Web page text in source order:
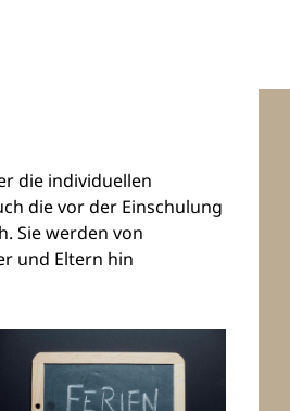
die individuellen
die vor der Einschulung
Sie werden von
und Eltern hin